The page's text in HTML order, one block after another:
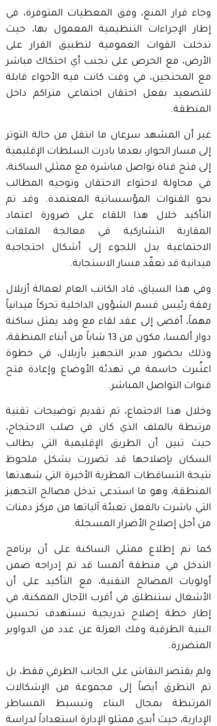
وجاء قرار المنع، وفق المعطيات المتوفرة، في
إطار الإجراءات التنظيمية المعمول بها، حيث
تدخلت القوات العمومية لتطبيق القرار على
الأرض، مع الحرص على تجنب أي احتكاك مباشر
مع المحتجين، في وقت كانت فيه الأجواء قابلة
للتصعيد بفعل احتقان اجتماعي متراكم داخل
المنطقة.
غير أن المشهد سرعان ما انتقل من حالة التوتر
إلى مسار الحوار، بعدما بادرت السلطات الإقليمية
إلى فتح قناة تواصل مباشرة مع ممثلي الساكنة،
في محاولة لاحتواء الاحتقان وتوجيه المطالب
نحو القنوات المؤسساتية المعتمدة. وقد تم
التأكيد خلال هذا اللقاء على ضرورة اعتماد
المقاربة التشاركية في معالجة الملفات
الاجتماعية بدل اللجوء إلى أشكال احتجاجية
ميدانية قد تعقّد مسار الاستجابة.
وفي هذا السياق، قاد الكاتب العام لعمالة أزيلال
رفقة رئيس قسم الشؤون الداخلية تحركاً ميدانياً
مهماً، أفضى إلى عقد لقاء مع وفد يمثل ساكنة
دوار ألمسا، مكون من 13 شاباً من أبناء المنطقة،
وذلك بحضور مدير التجهيز بأزيلال، في خطوة
اعتُبرت حاسمة في تهدئة الأوضاع وإعادة فتح
قنوات التواصل المباشر.
وخلال هذا الاجتماع، تم تقديم توضيحات تقنية
مرتبطة بالملف الذي كان في صلب الاحتجاج،
حيث تبين أن الطريق الإقليمية التي يطالب
السكان بإصلاحها قد تضررت بشكل ملحوظ
نتيجة التساقطات المطرية الأخيرة التي شهدتها
المنطقة، وهو ما استدعى تدخل مصالح التجهيز
التي باشرت بالفعل تعبئة آلياتها من مركز دمنات
من أجل إصلاح الأضرار المسجلة.
كما تم إطلاع ممثلي الساكنة على أن برنامج
التدخل في منطقة ألمسا قد تم إدراجه ضمن
أولويات المصالح التقنية، مع التأكيد على أن
الأشغال ستنطلق في أقرب الآجال الممكنة، في
إطار خطة إصلاح تدريجية تستهدف تحسين
البنية الطرقية وفك العزلة عن عدد من الدواوير
المتضررة.
ولم يقتصر النقاش على الجانب الطرقي فقط، بل
تم التطرق أيضاً إلى مجموعة من الإشكالات
المرتبطة بمجال البناء وتبسيط المساطر
الإدارية، حيث أبدى ممثلو الإدارة استعداداً لدراسة